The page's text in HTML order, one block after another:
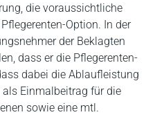
die voraussichtliche
Option. In der
der Beklagten
dass er die Pflegerenten-
dabei die Ablaufleistung
Einmalbeitrag für die
sowie eine mtl.